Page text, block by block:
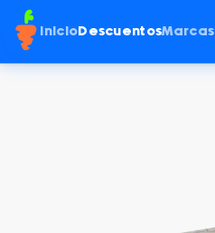
Inicio DescuentosMarcas